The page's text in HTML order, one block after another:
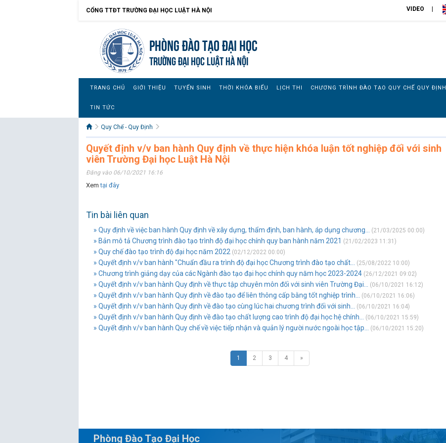
CỔNG TTĐT TRƯỜNG ĐẠI HỌC LUẬT HÀ NỘI VIDEO
Phòng Đào Tạo đại học
TRƯỜNG ĐẠI HỌC LUẬT HÀ NỘI
TRANG CHỦ GIỚI THIỆU TUYỂN SINH THỜI KHÓA BIỂU LỊCH THI CHƯƠNG TRÌNH ĐÀO TẠO QUY CHẾ QUY ĐỊNH
TIN TỨC
Quy Chế - Quy Định
Quyết định v/v ban hành Quy định về thực hiện khóa luận tốt nghiệp đối với sinh
viên Trường Đại học Luật Hà Nội
Đăng vào 06/10/2021 16:16
Xemtại đây
Tin bài liên quan
» Quy định về việc ban hành Quy định về xây dựng, thẩm định, ban hành, áp dụng chương... (21/03/2025 00:00)
» Bản mô tả Chương trình đào tạo trình độ đại học chính quy ban hành năm 2021 (21/02/2023 11:31)
» Quy chế đào tạo trình độ đại học năm 2022 (02/12/2022 00:00)
» Quyết định v/v ban hành "Chuẩn đầu ra trình độ đại học Chương trình đào tạo chất... (25/08/2022 10:00)
» Chương trình giảng dạy của các Ngành đào tạo đại học chính quy năm học 2023-2024 (26/12/2021 09:02)
» Quyết định v/v ban hành Quy định về thực tập chuyên môn đối với sinh viên Trường Đại... (06/10/2021 16:12)
» Quyết định v/v ban hành Quy định về đào tạo để liên thông cấp bằng tốt nghiệp trình... (06/10/2021 16:06)
» Quyết định v/v ban hành Quy định về đào tạo cùng lúc hai chương trình đối với sinh... (06/10/2021 16:04)
» Quyết định v/v ban hành Quy định về đào tạo chất lượng cao trình độ đại học hệ chính... (06/10/2021 15:59)
» Quyết định v/v ban hành Quy chế về việc tiếp nhận và quản lý người nước ngoài học tập... (06/10/2021 15:20)
1 2 3 4 »
Phòng Đào Tạo Đại Học